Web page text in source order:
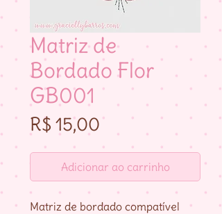
Matriz de
Bordado Flor
GB001
R$ 15,00Preço
Adicionar ao carrinho
Matriz de bordado compatível